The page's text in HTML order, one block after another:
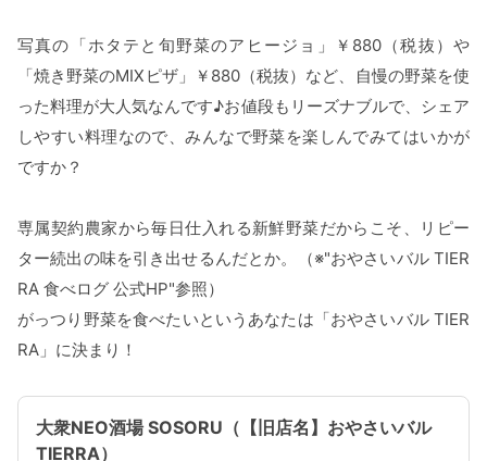
写真の「ホタテと旬野菜のアヒージョ」￥880（税抜）や
「焼き野菜のMIXピザ」￥880（税抜）など、自慢の野菜を使
った料理が大人気なんです♪お値段もリーズナブルで、シェア
しやすい料理なので、みんなで野菜を楽しんでみてはいかが
ですか？
専属契約農家から毎日仕入れる新鮮野菜だからこそ、リピー
ター続出の味を引き出せるんだとか。（※"おやさいバル TIER
RA 食べログ 公式HP"参照）
がっつり野菜を食べたいというあなたは「おやさいバル TIER
RA」に決まり！
大衆NEO酒場 SOSORU（【旧店名】おやさいバル
TIERRA）